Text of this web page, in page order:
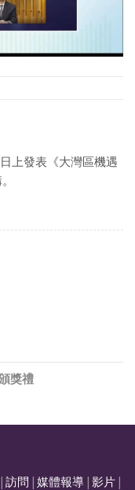
上發表《大灣區機遇
獎禮
| 訪問 | 媒體報導 | 影片 |